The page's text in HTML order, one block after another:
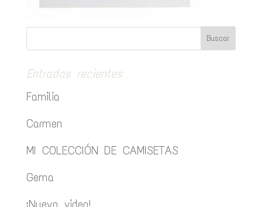
Entradas recientes
Familia
Carmen
MI COLECCIÓN DE CAMISETAS
Gema
¡Nuevo video!